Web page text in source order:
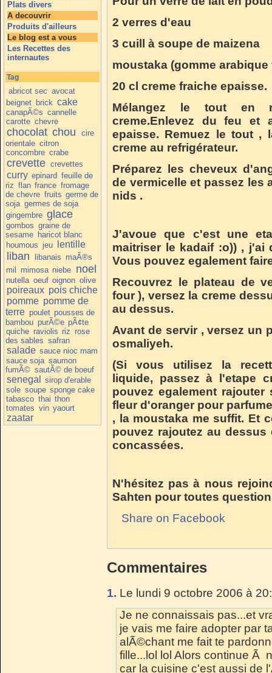
Plats divers
A decouvrir
Produits d'ailleurs
Le blog est a vous
Les Recettes des
internautes
Tag
abricot sec avocat
beignet brick cake
canapÃ©s cannelle
carotte chevre
chocolat chou
cire
orientale citron
concombre crabe
crevette crevettes
curry epinard feuille de
riz flan france fromage
de chevre fruits germe de
soja germes de soja
gingembre glace
gombos graine de
sesame haricot blanc
houmous jeu lentille
liban libanais maÃ®s
mil mimosa niebe noel
nutella oeuf oignon olive
poireaux pois chiche
pomme pomme de
terre poulet pousses de
bambou purÃ©e pÃ¢te
quiche raviolis riz rose
des sables safran
salade sauce nioc mam
sauce soja saumon
fumÃ© sautÃ© de boeuf
senegal
sirop d'erable
sole soupe sponge cake
tabasco thai thon
tomates vin yaourt
zaatar
2 verres d'eau
3 cuill à soupe de maizena
moustaka (gomme
20 cl creme fraiche epaisse.
Mélangez le tout en
creme.Enlevez du feu et
epaisse. Remuez le tout ,
creme au refrigérateur.
Préparez les cheveux
de vermicelle et passez les
nids .
J'avoue que c'est une
maitriser le kadaif :o)) , j'ai
Vous pouvez egalement
Recouvrez le plateau de
four ), versez la creme
au dessus.
Avant de servir , versez un
osmaliyeh.
(Si vous utilisez la
liquide, passez à l'etape
pouvez egalement
fleur d'oranger pour
, la moustaka me suffit. Et
pouvez rajoutez au
concassées.
N'hésitez pas à nous
Sahten pour toutes
Share on Facebook
Commentaires
1. Le lundi 9 octobre 2006 à
Je ne connaissais pas...et
je vais me faire adopter par
alÃ©chant me fait te
fille...lol lol Alors continue Ã
car la cuisine c'est aussi de